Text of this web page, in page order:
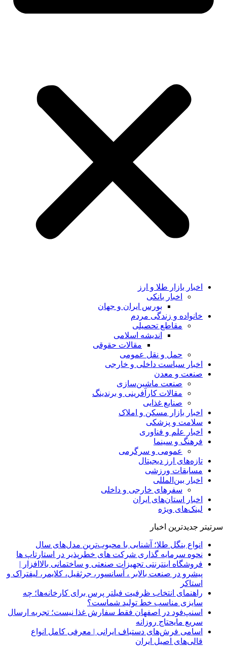
اخبار بازار طلا و ارز
اخبار بانکی
بورس ایران و جهان
خانواده و زندگی مردم
مقاطع تحصیلی
اندیشه اسلامی
مقالات حقوقی
حمل و نقل عمومی
اخبار سیاست داخلی و خارجی
صنعت و معدن
صنعت ماشین‌سازی
مقالات کارآفرینی و برندینگ
صنایع غذایی
اخبار بازار مسکن و املاک
سلامت و پزشکی
اخبار علم و فناوری
فرهنگ و سینما
عمومی و سرگرمی
تازه‌های ارز دیجیتال
مسابقات ورزشی
اخبار بین‌المللی
سفرهای خارجی و داخلی
اخبار استان‌های ایران
لینک‌های ویژه
سرتیتر جدیدترین اخبار
انواع بنگل طلا؛ آشنایی با محبوب‌ترین مدل‌های سال
نحوه سرمایه‌ گذاری شرکت‌ های خطرپذیر در استارتاپ ها
فروشگاه اینترنتی تجهیزات صنعتی و ساختمانی بالاافزار |
پیشرو در صنعت بالابر ، آسانسور، جرثقیل، کلایمر، لیفتراک و
استاکر
راهنمای انتخاب ظرفیت فیلتر پرس برای کارخانه‌ها؛ چه
سایزی مناسب خط تولید شماست؟
اسنپ‌فود در اصفهان فقط سفارش غذا نیست؛ تجربه ارسال
سریع مایحتاج روزانه
اسامی فرش‌های دستباف ایرانی | معرفی کامل انواع
قالی‌های اصیل ایران